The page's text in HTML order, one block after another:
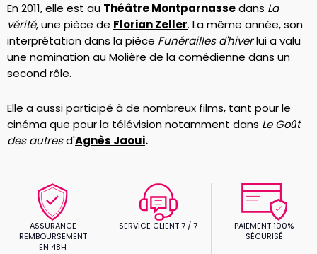
En 2011, elle est au Théâtre Montparnassedans La
vérité, une pièce de Florian Zeller. La même année, son
interprétation dans la pièce Funérailles d'hiverlui a valu
une nomination auMolière de la comédienne dans un
second rôle.
Elle a aussi participé à de nombreux films, tant pour le
cinéma que pour la télévision notamment dans Le Goût
des autresd'Agnès Jaoui.
ASSURANCE
REMBOURSEMENT
EN 48H
SERVICE CLIENT 7 / 7
PAIEMENT 100%
SÉCURISÉ